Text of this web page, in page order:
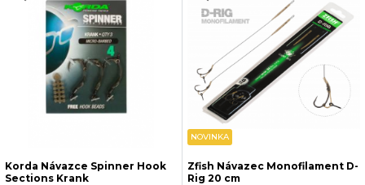
Korda Návazce Spinner Hook
Sections Krank
NOVINKA
Zfish Návazec Monofilament D-
Rig 20 cm